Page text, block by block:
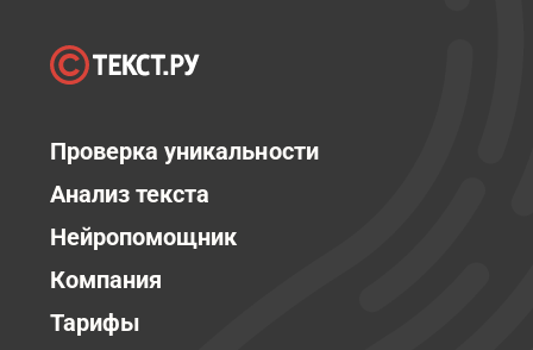
Проверка уникальности
Анализ текста
Нейропомощник
Компания
Тарифы